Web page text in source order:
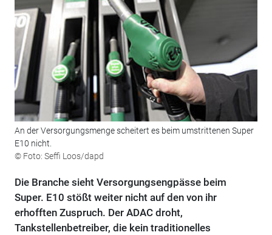
An der Versorgungsmenge scheitert es beim umstrittenen Super
E10 nicht.
© Foto: Seffi Loos/dapd
Die Branche sieht Versorgungsengpässe beim
Super. E10 stößt weiter nicht auf den von ihr
erhofften Zuspruch. Der ADAC droht,
Tankstellenbetreiber, die kein traditionelles